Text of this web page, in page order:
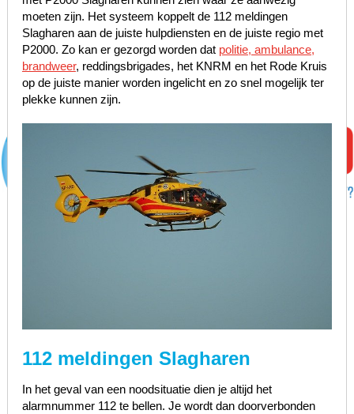
moeten zijn. Het systeem koppelt de 112 meldingen
Slagharen aan de juiste hulpdiensten en de juiste regio met
P2000. Zo kan er gezorgd worden dat politie, ambulance,
brandweer, reddingsbrigades, het KNRM en het Rode Kruis
op de juiste manier worden ingelicht en zo snel mogelijk ter
plekke kunnen zijn.
112 meldingen Slagharen
In het geval van een noodsituatie dien je altijd het
alarmnummer 112 te bellen. Je wordt dan doorverbonden